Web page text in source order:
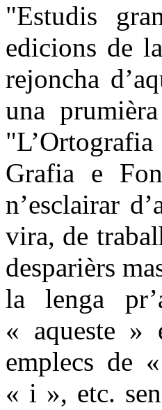
"Estudis
edicions de
rejoncha
una
Grafia e
n’esclairar
vira, de
desparièrs
la lenga
« aqueste »
emplecs de
« i », etc.